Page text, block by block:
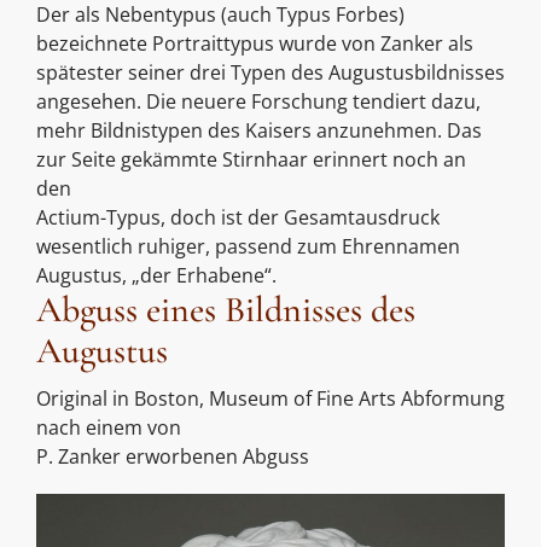
Der als Nebentypus (auch Typus Forbes)
bezeichnete Portraittypus wurde von Zanker als
spätester seiner drei Typen des Augustusbildnisses
angesehen. Die neuere Forschung tendiert dazu,
mehr Bildnistypen des Kaisers anzunehmen. Das
zur Seite gekämmte Stirnhaar erinnert noch an
den
Actium-Typus, doch ist der Gesamtausdruck
wesentlich ruhiger, passend zum Ehrennamen
Augustus, „der Erhabene“.
Abguss eines Bildnisses des
Augustus
Original in Boston, Museum of Fine Arts Abformung
nach einem von
P. Zanker erworbenen Abguss